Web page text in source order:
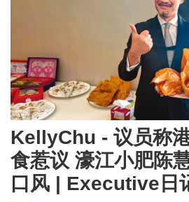
KellyChu - 议员称
食惹议 濠江小肥陈
口风 | Executive日